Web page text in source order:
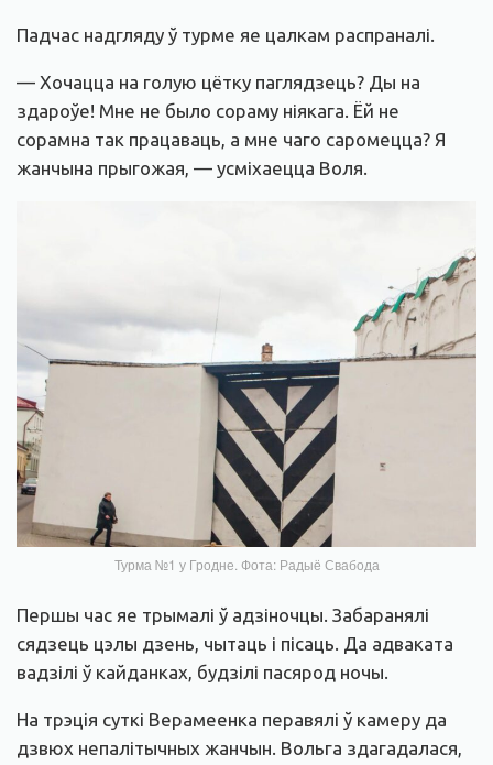
Падчас надгляду ў турме яе цалкам распраналі.
— Хочацца на голую цётку паглядзець? Ды на
здароўе! Мне не было сораму ніякага. Ёй не
сорамна так працаваць, а мне чаго саромецца? Я
жанчына прыгожая, — усміхаецца Воля.
Турма №1 у Гродне. Фота: Радыё Свабода
Першы час яе трымалі ў адзіночцы. Забаранялі
сядзець цэлы дзень, чытаць і пісаць. Да адваката
вадзілі ў кайданках, будзілі пасярод ночы.
На трэція суткі Верамеенка перавялі ў камеру да
дзвюх непалітычных жанчын. Вольга здагадалася,